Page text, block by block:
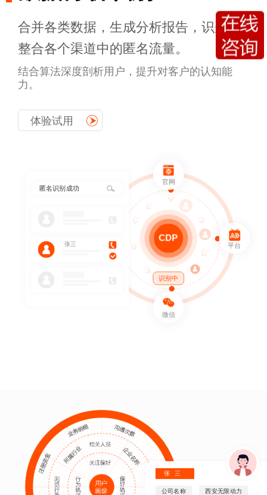
85153 58942
85153
合并各类数据，生成分析报告，识别与
整合各个渠道中的匿名流量。
结合算法深度剖析用户，提升对客户的认知能
力。
体验试用
匿名识别成功
张三
官网
平台
微信
识别中
CDP
张三
公司名称 西安无限动力